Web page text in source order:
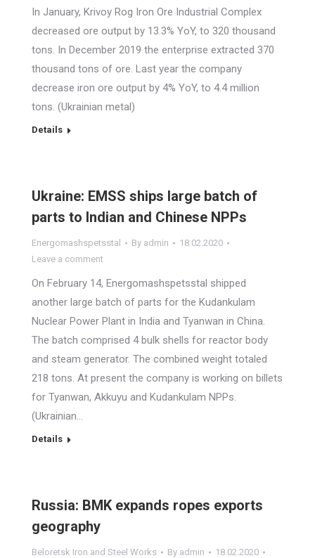
In January, Krivoy Rog Iron Ore Industrial Complex
decreased ore output by 13.3% YoY, to 320 thousand
tons. In December 2019 the enterprise extracted 370
thousand tons of ore. Last year the company
decrease iron ore output by 4% YoY, to 4.4 million
tons. (Ukrainian metal)
Details
Ukraine: EMSS ships large batch of
parts to Indian and Chinese NPPs
Energomashspetsstal By admin
18.02.2020
Leave a comment
On February 14, Energomashspetsstal shipped
another large batch of parts for the Kudankulam
Nuclear Power Plant in India and Tyanwan in China.
The batch comprised 4 bulk shells for reactor body
and steam generator. The combined weight totaled
218 tons. At present the company is working on billets
for Tyanwan, Akkuyu and Kudankulam NPPs.
(Ukrainian…
Details
Russia: BMK expands ropes exports
geography
Beloretsk Iron and Steel Works By admin
18.02.2020